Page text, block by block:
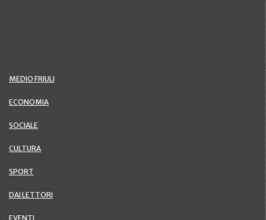
MEDIO FRIULI
ECONOMIA
SOCIALE
CULTURA
SPORT
DAI LETTORI
EVENTI